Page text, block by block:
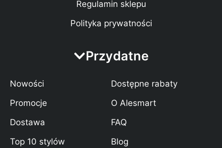
Regulamin sklepu
Polityka prywatności
Przydatne
Nowości
Promocje
Dostawa
Top 10 stylów
Dostępne rabaty
O Alesmart
FAQ
Blog